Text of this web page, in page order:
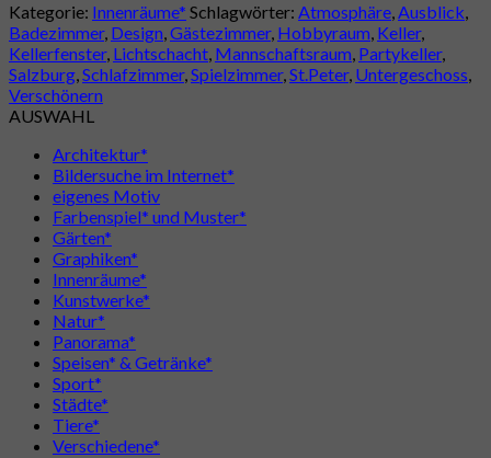
Kategorie: Innenräume* Schlagwörter: Atmosphäre,Ausblick,
Badezimmer, Design,Gästezimmer, Hobbyraum, Keller,
Kellerfenster, Lichtschacht, Mannschaftsraum, Partykeller,
Salzburg,Schlafzimmer,Spielzimmer,St.Peter, Untergeschoss,
Verschönern
AUSWAHL
Architektur*
Bildersuche im Internet*
eigenes Motiv
Farbenspiel* und Muster*
Gärten*
Graphiken*
Innenräume*
Kunstwerke*
Natur*
Panorama*
Speisen* & Getränke*
Sport*
Städte*
Tiere*
Verschiedene*